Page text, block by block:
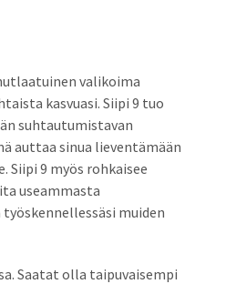
valikoima
kasvuasi. Siipi 9 tuo
suhtautumistavan
auttaa sinua lieventämään
9 myös rohkaisee
useammasta
muiden
Saatat olla taipuvaisempi